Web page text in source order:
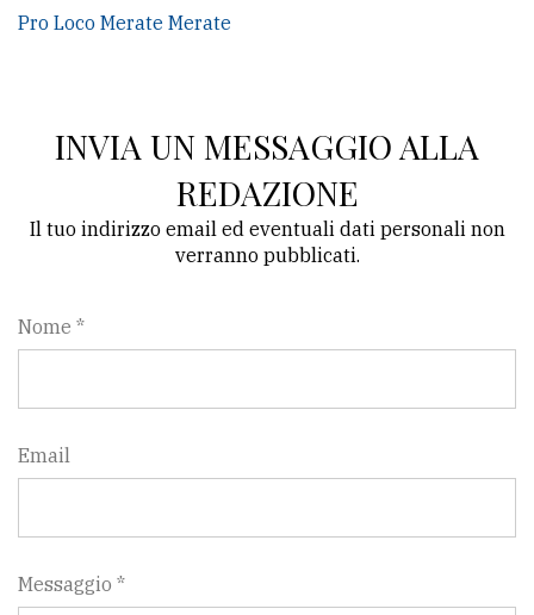
Pro Loco Merate Merate
INVIA UN MESSAGGIO ALLA
REDAZIONE
Il tuo indirizzo email ed eventuali dati personali non
verranno pubblicati.
Nome *
Email
Messaggio *